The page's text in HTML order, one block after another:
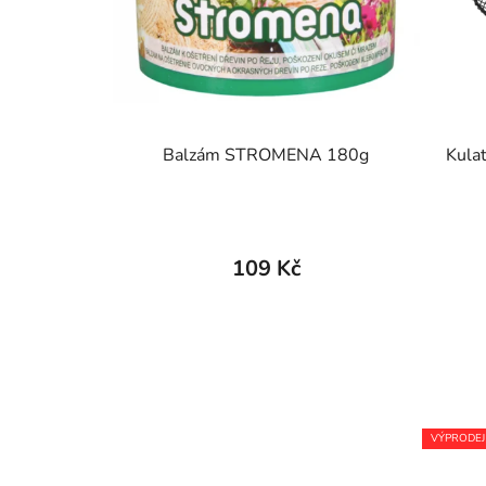
Balzám STROMENA 180g
109 Kč
VÝPRODEJ